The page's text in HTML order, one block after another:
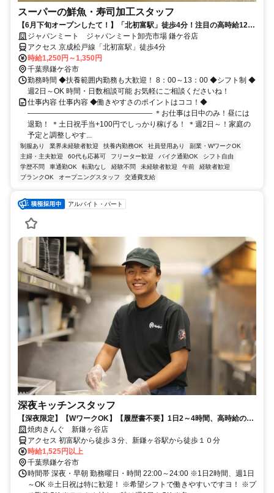
スーパーの鮮魚・寿司加工スタッフ
【6月下旬オープンしたて！】「北初富駅」徒歩4分！注目の高時給1250
円以上！土日祝は時給100円アップ♪8-13時の勤務！お子さんのお迎えに
も間に合う！
ジャパンミート ジャパンミート卸売市場 鎌ケ谷店
アクセス 京成松戸線「北初富駅」徒歩4分
時給1,250円～1,350円
千葉県鎌ケ谷市
勤務時間 ◆扶養範囲内勤務も大歓迎！ 8：00～13：00 ◆シフト制 ◆
週2日～OK 時間・日数相談可能 お気軽にご相談くださいね！
仕事内容 仕事内容 ◆働きやすさのポイントはココ！◆
――――――――――――――――― ＊お仕事は日中のみ！昼には
退勤！ ＊土日祝手当+100円でしっかり稼げる！ ＊週2日～！家庭の
予定と調整しやす...
制服あり 業界未経験者歓迎 扶養内勤務OK 社員登用あり
副業・WワークOK
主婦・主夫歓迎
60代も応募可 フリーター歓迎 バイク通勤OK
シフト自由
学歴不問
車通勤OK 転勤なし 経験不問 未経験者歓迎 午前
経験者歓迎
ブランクOK
オープニングスタッフ 交通費支給
アルバイト・パート
深夜キッチンスタッフ
【深夜限定】【WワークOK】【履歴書不要】1日2～4時間、高時給の時
間帯に効率よく稼げます！
焼肉きんぐ 新鎌ヶ谷店
アクセス 初富駅から徒歩３分、新鎌ヶ谷駅から徒歩１０分
時給1,525円以上
千葉県鎌ケ谷市
時間帯 深夜・早朝 勤務曜日・時間 22:00～24:00 ※1日2時間、週1日
～OK ※土日祝は特に歓迎！ ※希望シフトで働きやすいですヨ！ ※プ